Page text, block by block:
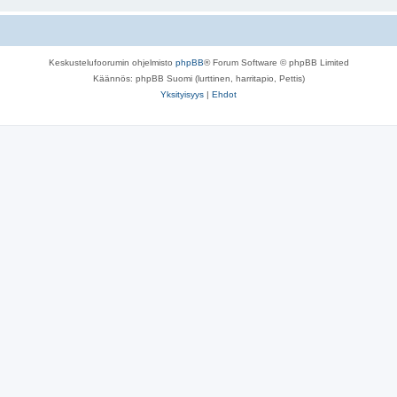
Keskustelufoorumin ohjelmisto phpBB® Forum Software © phpBB Limited
Käännös: phpBB Suomi (lurttinen, harritapio, Pettis)
Yksityisyys | Ehdot